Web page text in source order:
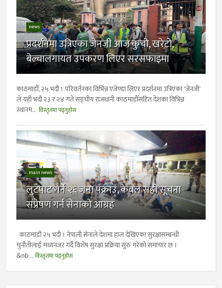
news
प्रदर्शनमा उत्रिएका जेनजी आज कुचो, खरेटो,
बेल्चालगायत उपकरण लिएर सरसफाइमा
काठमाडौँ, २५ भदौ । परिवर्तनका विभिन्न एजेण्डा लिएर प्रदर्शनमा उत्रिएका 'जेनजी'
ले यही भदौ २३ र २४ गते सङ्घीय राजधानी काठमाडौँसहित देशका विभिन्न
स्थानम... विस्तृतमा पढ्नुहोस
main news
लुटपाट गर्ने २६ जना पक्राउ, केवल सही सूचना
संप्रेषण गर्न सेनाकाे आग्रह
काठमाडौ २५ भदाै । नेपाली सेनाले देशमा हाल देखिएका सुरक्षासम्बन्धी
चुनौतीलाई मध्यनजर गर्दै विशेष सुरक्षा प्रक्रिया सुरु गरेको समाचार छ ।
&nb... विस्तृतमा पढ्नुहोस